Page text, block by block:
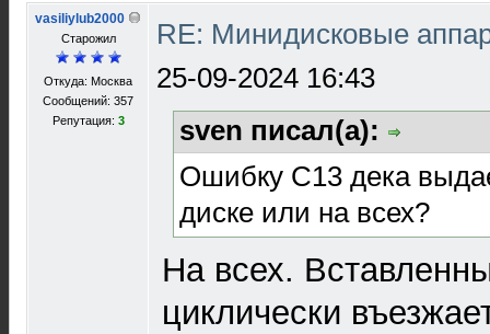
vasiliylub2000
Старожил
Откуда: Москва
Сообщений: 357
Репутация: 3
RE: Минидисковые
25-09-2024 16:43
sven писал(а):
Ошибку С13 дека
диске или на всех?
На всех.
циклически